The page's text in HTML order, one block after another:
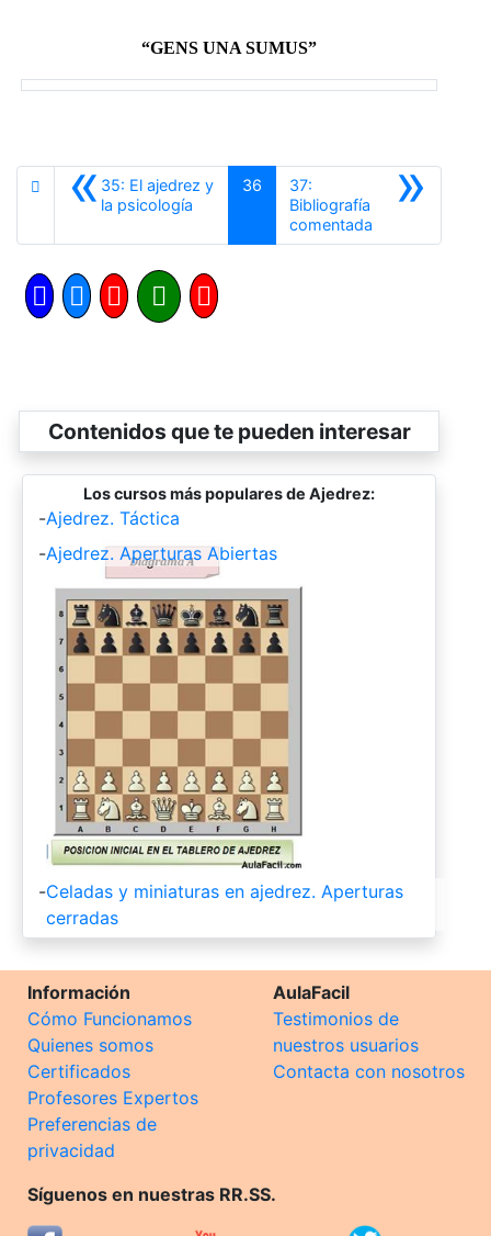
“GENS UNA SUMUS”
«35: El ajedrez y
la psicología
36 »
37:
Bibliografía
comentadaSiguiente
Contenidos que te pueden interesar
Los cursos más populares de Ajedrez:
-Ajedrez. Táctica
-Ajedrez. Aperturas Abiertas
-Celadas y miniaturas en ajedrez. Aperturas
cerradas
Información
Cómo Funcionamos
Quienes somos
Certificados
Profesores Expertos
Preferencias de
privacidad
AulaFacil
Testimonios de
nuestros usuarios
Contacta con nosotros
Síguenos en nuestras RR.SS.